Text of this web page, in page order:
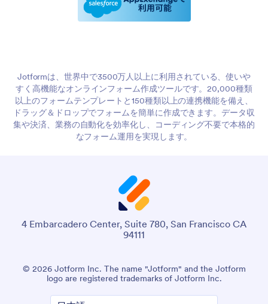
Jotformは、世界中で3500万人以上に利用されている、使いや
すく高機能なオンラインフォーム作成ツールです。20,000種類
以上のフォームテンプレートと150種類以上の連携機能を備え、
ドラッグ＆ドロップでフォームを簡単に作成できます。データ収
集や決済、業務の自動化を効率化し、コーディング不要で本格的
なフォーム運用を実現します。
4 Embarcadero Center, Suite 780, San Francisco CA
94111
© 2026 Jotform Inc. The name "Jotform" and the Jotform
logo are registered trademarks of Jotform Inc.